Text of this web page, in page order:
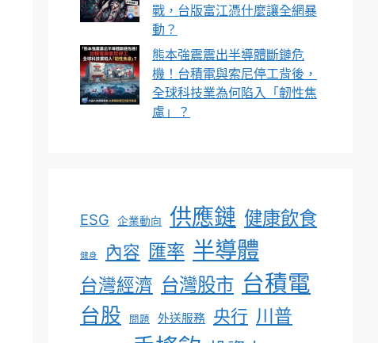
戰，台版富江憑什麼讓全網暴
動？
熊本強震震出半導體斷鏈危
機！台積電與索尼停工背後，
全球科技業為何陷入「韌性焦
慮」？
ESG 企業動向 供應鏈 健康飲食
健身 內容 匯率 半導體
台灣經濟 台灣股市 台積電
台股 問題 外送服務 央行 川普